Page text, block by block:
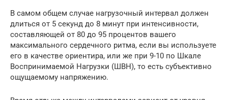
В самом общем случае нагрузочный интервал должен
длиться от 5 секунд до 8 минут при интенсивности,
составляющей от 80 до 95 процентов вашего
максимального сердечного ритма, если вы используете
его в качестве ориентира, или же при 9-10 по Шкале
Воспринимаемой Нагрузки (ШВН), то есть субъективно
ощущаемому напряжению.